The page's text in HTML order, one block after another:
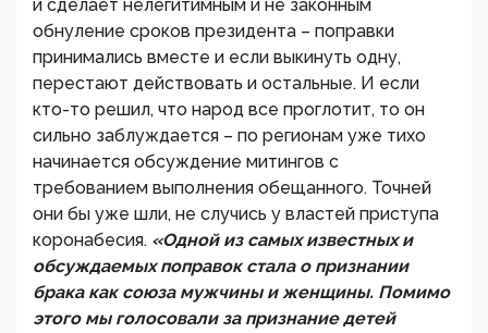
и сделает нелегитимным и не законным
обнуление сроков президента – поправки
принимались вместе и если выкинуть одну,
перестают действовать и остальные. И если
кто-то решил, что народ все проглотит, то он
сильно заблуждается – по регионам уже тихо
начинается обсуждение митингов с
требованием выполнения обещанного. Точней
они бы уже шли, не случись у властей приступа
коронабесия. «Одной из самых известных и
обсуждаемых поправок стала о признании
брака как союза мужчины и женщины. Помимо
этого мы голосовали за признание детей